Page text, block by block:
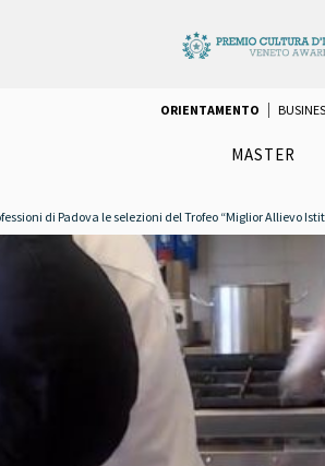
ORIENTAMENTO
MASTER
di Padova le selezioni del Trofeo “Miglior Allievo